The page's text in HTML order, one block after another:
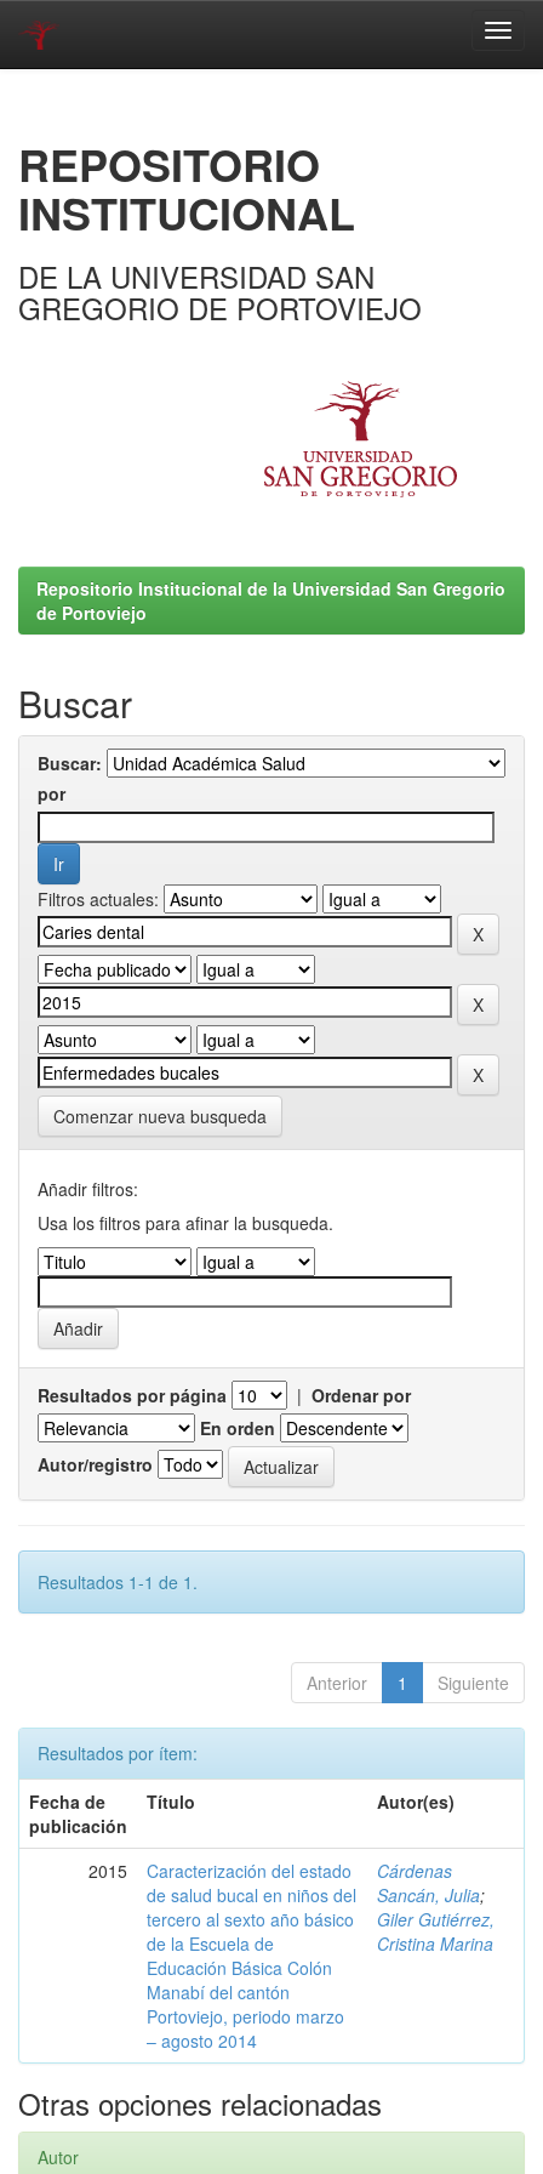
REPOSITORIO
INSTITUCIONAL
DE LA UNIVERSIDAD SAN
GREGORIO DE PORTOVIEJO
Repositorio Institucional de la Universidad San Gregorio
de Portoviejo
Buscar
Buscar:
por
Filtros actuales:
Comenzar nueva busqueda
Añadir filtros:
Usa los filtros para afinar la busqueda.
Resultados por página | Ordenar por
En orden
Autor/registro
Resultados 1-1 de 1.
Anterior 1 Siguiente
Resultados por ítem:
Fecha de
publicación
Título Autor(es)
2015
Caracterización del estado
de salud bucal en niños del
tercero al sexto año básico
de la Escuela de
Educación Básica Colón
Manabí del cantón
Portoviejo, periodo marzo
– agosto 2014
Cárdenas
Sancán, Julia;
Giler Gutiérrez,
Cristina Marina
Otras opciones relacionadas
Autor